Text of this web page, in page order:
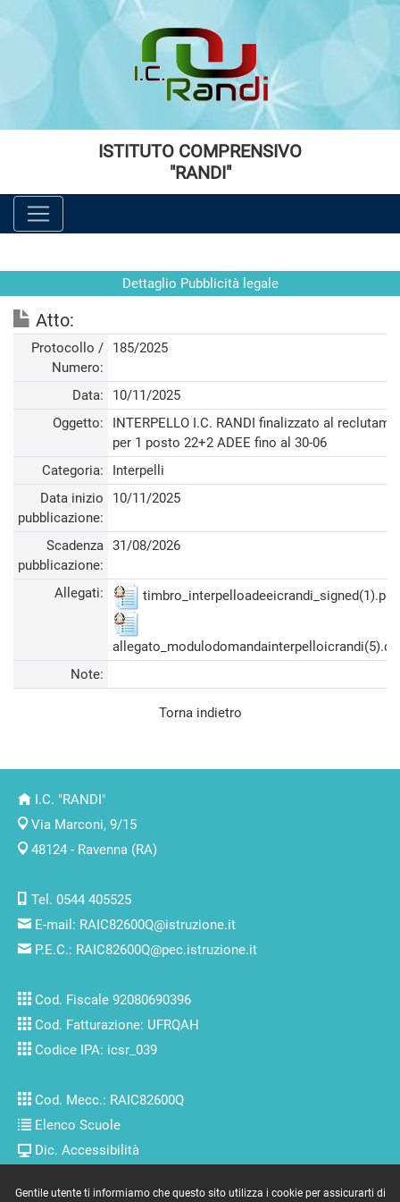
Vai al menù principale
Vai al menù secondario
ISTITUTO COMPRENSIVO
"RANDI"
Dettaglio Pubblicità legale
Atto:
Protocollo /
Numero:
185/2025
Data:
10/11/2025
Oggetto:
INTERPELLO I.C. RANDI finalizzato al
per 1 posto 22+2 ADEE fino al 30-06
Categoria:
Interpelli
Data inizio
pubblicazione:
10/11/2025
Scadenza
pubblicazione:
31/08/2026
Allegati: timbro_interpelloadeeicrandi_signed(1).pdf
Note:
Torna indietro
I.C. "RANDI"
Via Marconi, 9/15
48124 - Ravenna (RA)
Tel. 0544 405525
E-mail: RAIC82600Q@istruzione.it
P.E.C.: RAIC82600Q@pec.istruzione.it
Cod. Fiscale 92080690396
Cod. Fatturazione: UFRQAH
Codice IPA: icsr_039
Cod. Mecc.: RAIC82600Q
Elenco Scuole
Dic. Accessibilità
Gentile utente ti informiamo che questo sito utilizza i cookie per assicurarti di